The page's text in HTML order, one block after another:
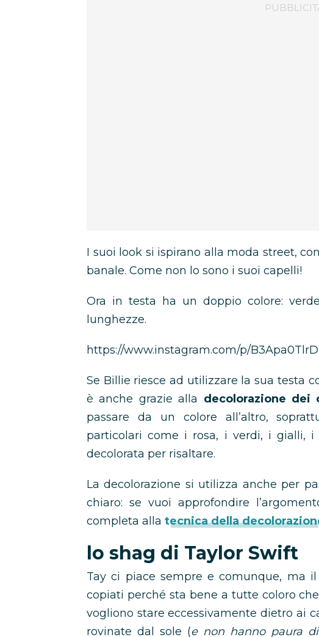
I suoi look si ispirano alla moda street,
banale. Come non lo sono i suoi capelli!
Ora in testa ha un doppio colore:
lunghezze.
https://www.instagram.com/p/
Se Billie riesce ad utilizzare la sua testa
è anche grazie alla decolorazione dei
passare da un colore all’altro,
particolari come i rosa, i verdi, i gialli,
decolorata per risaltare.
La decolorazione si utilizza anche per
chiaro: se vuoi approfondire
completa alla tecnica della
lo shag di Taylor Swift
Tay ci piace sempre e comunque, ma
copiati perché sta bene a tutte coloro
vogliono stare eccessivamente dietro ai
rovinate dal sole (e non hanno paura